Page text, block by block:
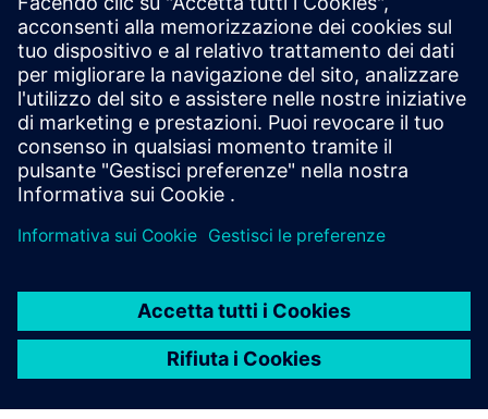
Formazione: approfitti delle sessioni di formazione e dei
corsi SIMIT per imparare a progettare simulazioni e
acquisire esperienza pratica.
Servizi aziendali digitali: migliora la disponibilità e la
produttività del sistema a lungo termine con la nostra
gamma di servizi e prodotti supportati da esperti.